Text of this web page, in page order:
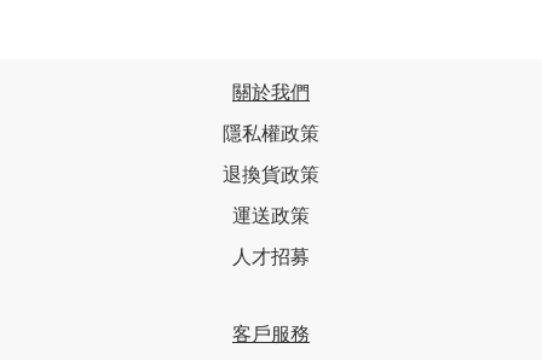
關於我們
隱私權政策
退換貨政策
運送政策
人才招募
客戶服務